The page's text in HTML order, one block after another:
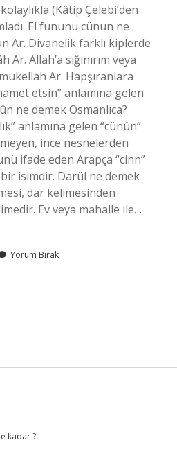
(Kâtip Çelebi’den
El fünunu cünun ne
Ar. Divanelik farklı kiplerde
Ar. Allah’a sığınırım veya
Ar. Hapşıranlara
etsin” anlamına gelen
ne demek Osmanlıca?
anlamına gelen “cünûn”
ince nesnelerden
ifade eden Arapça “cinn”
isimdir. Darül ne demek
dar kelimesinden
Ev veya mahalle ile…
Yorum Bırak
kadar ?